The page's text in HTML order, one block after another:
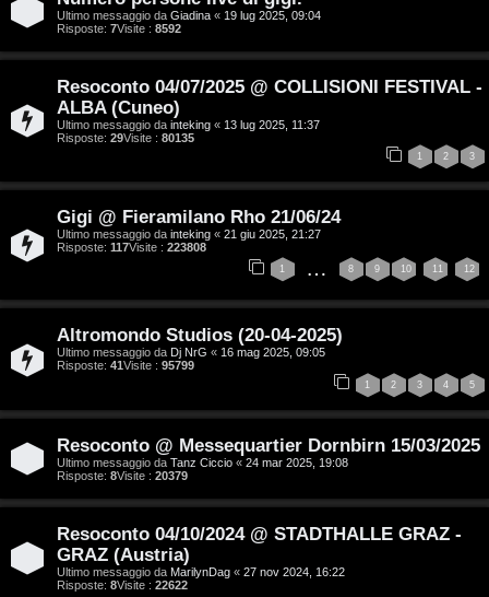
g
o
m
e
i
t
t
v
i
C
Ultimo messaggio da Giadina « 19 lug 2025, 09:04
Risposte: 7Visite : 8592
Resoconto 04/07/2025 @ COLLISIONI FESTIVAL -
ALBA (Cuneo)
Ultimo messaggio da inteking « 13 lug 2025, 11:37
Risposte: 29Visite : 80135
1 2 3
Gigi @ Fieramilano Rho 21/06/24
Ultimo messaggio da inteking « 21 giu 2025, 21:27
Risposte: 117Visite : 223808
1 … 8 9 10 11 12
Altromondo Studios (20-04-2025)
Ultimo messaggio da Dj NrG « 16 mag 2025, 09:05
Risposte: 41 Visite : 95799
1 2 3 4 5
Resoconto @ Messequartier Dornbirn 15/03/2025
Ultimo messaggio da Tanz Ciccio « 24 mar 2025, 19:08
Risposte: 8Visite : 20379
Resoconto 04/10/2024 @ STADTHALLE GRAZ -
GRAZ (Austria)
Ultimo messaggio da MarilynDag « 27 nov 2024, 16:22
Risposte: 8Visite : 22622
n
T
o
u
M
u
s
c
a
:
C
/